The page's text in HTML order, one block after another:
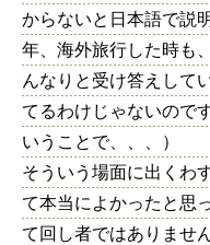
からないと日本語で説
年、海外旅行した時も
んなりと受け答えして
てるわけじゃないので
いうことで、、、）
そういう場面に出くわ
て本当によかったと思
て回し者ではありませ